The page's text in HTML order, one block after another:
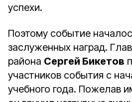
успехи.
Поэтому событие
заслуженных наград.
района Сергей Бикетов
участников события с
учебного года. Пожелав